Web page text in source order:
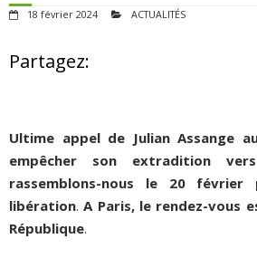
18 février 2024 ACTUALITÉS
Partagez:
Ultime appel de Julian Assange
empêcher son extradition
rassemblons-nous le 20 février
libération.A Paris, le rendez-vous
République.